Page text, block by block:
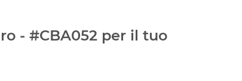
- #CBA052 per il tuo